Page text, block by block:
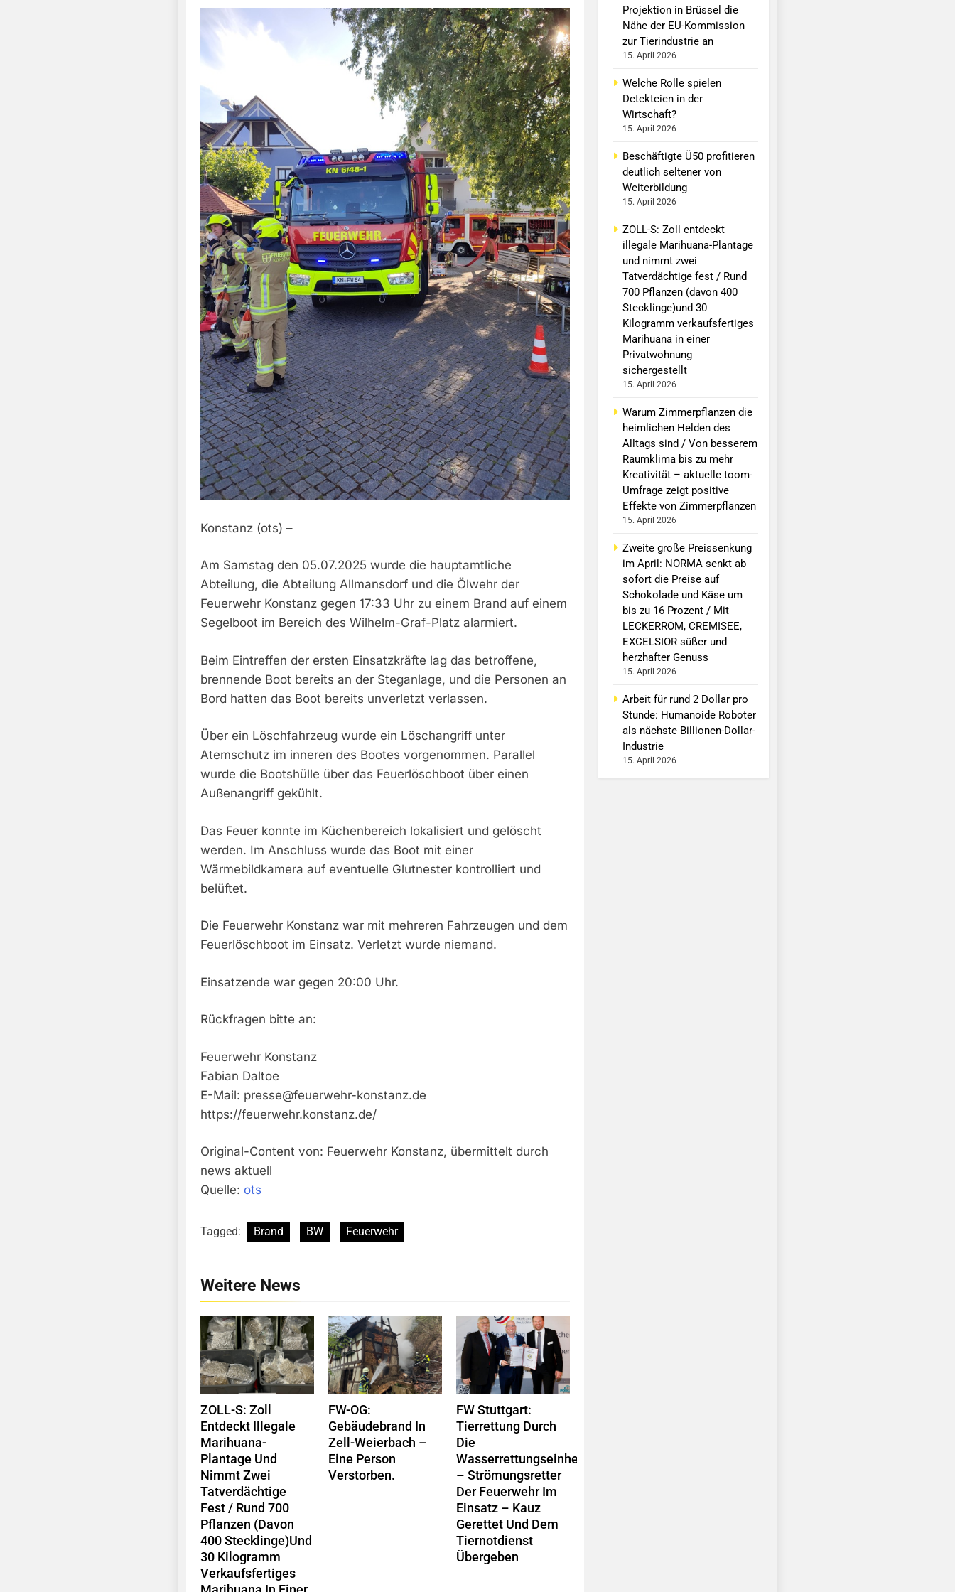
Konstanz (ots) –
Am Samstag den 05.07.2025 wurde die hauptamtliche
Abteilung, die Abteilung Allmansdorf und die Ölwehr der
Feuerwehr Konstanz gegen 17:33 Uhr zu einem Brand auf einem
Segelboot im Bereich des Wilhelm-Graf-Platz alarmiert.
Beim Eintreffen der ersten Einsatzkräfte lag das betroffene,
brennende Boot bereits an der Steganlage, und die Personen an
Bord hatten das Boot bereits unverletzt verlassen.
Über ein Löschfahrzeug wurde ein Löschangriff unter
Atemschutz im inneren des Bootes vorgenommen. Parallel
wurde die Bootshülle über das Feuerlöschboot über einen
Außenangriff gekühlt.
Das Feuer konnte im Küchenbereich lokalisiert und gelöscht
werden. Im Anschluss wurde das Boot mit einer
Wärmebildkamera auf eventuelle Glutnester kontrolliert und
belüftet.
Die Feuerwehr Konstanz war mit mehreren Fahrzeugen und dem
Feuerlöschboot im Einsatz. Verletzt wurde niemand.
Einsatzende war gegen 20:00 Uhr.
Rückfragen bitte an:
Feuerwehr Konstanz
Fabian Daltoe
E-Mail: presse@feuerwehr-konstanz.de
https://feuerwehr.konstanz.de/
Original-Content von: Feuerwehr Konstanz, übermittelt durch
news aktuell
Quelle: ots
Tagged: Brand BW Feuerwehr
Weitere News
ZOLL-S: Zoll
Entdeckt Illegale
Marihuana-
Plantage Und
Nimmt Zwei
Tatverdächtige
Fest / Rund 700
Pflanzen (davon
400 Stecklinge)und
30 Kilogramm
Verkaufsfertiges
FW-OG:
Gebäudebrand In
Zell-Weierbach –
Eine Person
Verstorben.
FW Stuttgart:
Tierrettung Durch
Die
Wasserrettungseinheit
– Strömungsretter
Der Feuerwehr Im
Einsatz – Kauz
Gerettet Und Dem
Tiernotdienst
Übergeben
Projektion in Brüssel die
Nähe der EU-Kommission
zur Tierindustrie an
15. April 2026
Welche Rolle spielen
Detekteien in der
Wirtschaft?
15. April 2026
Beschäftigte Ü50 profitieren
deutlich seltener von
Weiterbildung
15. April 2026
ZOLL-S: Zoll entdeckt
illegale Marihuana-Plantage
und nimmt zwei
Tatverdächtige fest / Rund
700 Pflanzen (davon 400
Stecklinge)und 30
Kilogramm verkaufsfertiges
Marihuana in einer
Privatwohnung
sichergestellt
15. April 2026
Warum Zimmerpflanzen die
heimlichen Helden des
Alltags sind / Von besserem
Raumklima bis zu mehr
Kreativität – aktuelle toom-
Umfrage zeigt positive
Effekte von Zimmerpflanzen
15. April 2026
Zweite große Preissenkung
im April: NORMA senkt ab
sofort die Preise auf
Schokolade und Käse um
bis zu 16 Prozent / Mit
LECKERROM, CREMISEE,
EXCELSIOR süßer und
herzhafter Genuss
15. April 2026
Arbeit für rund 2 Dollar pro
Stunde: Humanoide Roboter
als nächste Billionen-Dollar-
Industrie
15. April 2026